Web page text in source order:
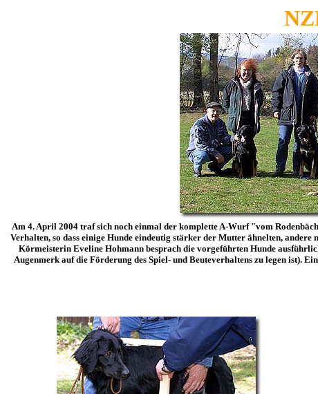
Am 4. April 2004 traf sich noch einmal der komplette A-Wurf "vom
Verhalten, so dass einige Hunde eindeutig stärker der Mutter ähnelten,
Körmeisterin Eveline Hohmann besprach die vorgeführten Hunde
Augenmerk auf die Förderung des Spiel- und Beuteverhaltens zu legen ist).